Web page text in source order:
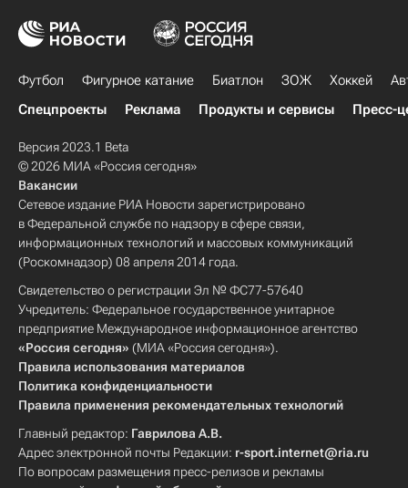
Футбол Фигурное катание Биатлон ЗОЖ Хоккей
Спецпроекты
Реклама Продукты и сервисы Пресс-
Версия 2023.1 Beta
© 2026 МИА «Россия сегодня»
Вакансии
Сетевое издание РИА Новости зарегистрировано
в Федеральной службе по надзору в сфере связи,
информационных технологий и массовых коммуникаций
(Роскомнадзор) 08 апреля 2014 года.
Свидетельство о регистрации Эл № ФС77-57640
Учредитель: Федеральное государственное унитарное
предприятие Международное информационное агентство
«Россия сегодня» (МИА «Россия сегодня»).
Правила использования материалов
Политика конфиденциальности
Правила применения рекомендательных технологий
Главный редактор: Гаврилова А.В.
Адрес электронной почты Редакции: r-sport.internet@ria.ru
По вопросам размещения пресс-релизов и рекламы